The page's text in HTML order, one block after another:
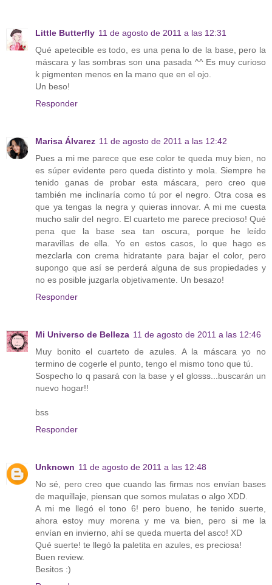
Little Butterfly 11 de agosto de 2011 a las 12:31
Qué apetecible es todo, es una pena lo de la base, pero la
máscara y las sombras son una pasada ^^ Es muy curioso
k pigmenten menos en la mano que en el ojo.
Un beso!
Responder
Marisa Álvarez 11 de agosto de 2011 a las 12:42
Pues a mi me parece que ese color te queda muy bien, no
es súper evidente pero queda distinto y mola. Siempre he
tenido ganas de probar esta máscara, pero creo que
también me inclinaría como tú por el negro. Otra cosa es
que ya tengas la negra y quieras innovar. A mi me cuesta
mucho salir del negro. El cuarteto me parece precioso! Qué
pena que la base sea tan oscura, porque he leído
maravillas de ella. Yo en estos casos, lo que hago es
mezclarla con crema hidratante para bajar el color, pero
supongo que así se perderá alguna de sus propiedades y
no es posible juzgarla objetivamente. Un besazo!
Responder
Mi Universo de Belleza 11 de agosto de 2011 a las 12:46
Muy bonito el cuarteto de azules. A la máscara yo no
termino de cogerle el punto, tengo el mismo tono que tú.
Sospecho lo q pasará con la base y el glosss...buscarán un
nuevo hogar!!
bss
Responder
Unknown 11 de agosto de 2011 a las 12:48
No sé, pero creo que cuando las firmas nos envían bases
de maquillaje, piensan que somos mulatas o algo XDD.
A mi me llegó el tono 6! pero bueno, he tenido suerte,
ahora estoy muy morena y me va bien, pero si me la
envían en invierno, ahí se queda muerta del asco! XD
Qué suerte! te llegó la paletita en azules, es preciosa!
Buen review.
Besitos :)